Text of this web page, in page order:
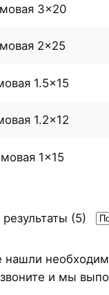
3×20
2×25
1.5×15
1.2×12
1×15
(5)
нашли
и мы